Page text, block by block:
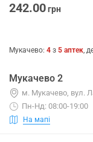
242.00грн
Мукачево: 4 з 5 аптек,
Мукачево 2
м. Мукачево, вул.
Пн-Нд: 08:00-19:00
На мапі